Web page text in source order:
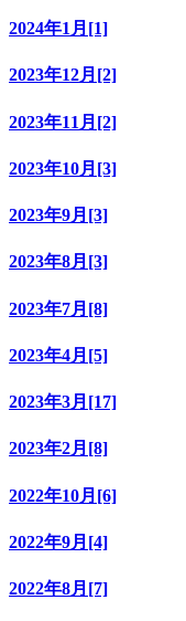
2024年1月[1]
2023年12月[2]
2023年11月[2]
2023年10月[3]
2023年9月[3]
2023年8月[3]
2023年7月[8]
2023年4月[5]
2023年3月[17]
2023年2月[8]
2022年10月[6]
2022年9月[4]
2022年8月[7]